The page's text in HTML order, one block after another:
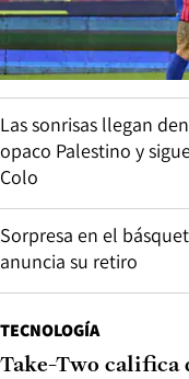
Las sonrisas llegan
opaco Palestino y
Colo
Sorpresa en el
anuncia su retiro
TECNOLOGÍA
Take-Two califica